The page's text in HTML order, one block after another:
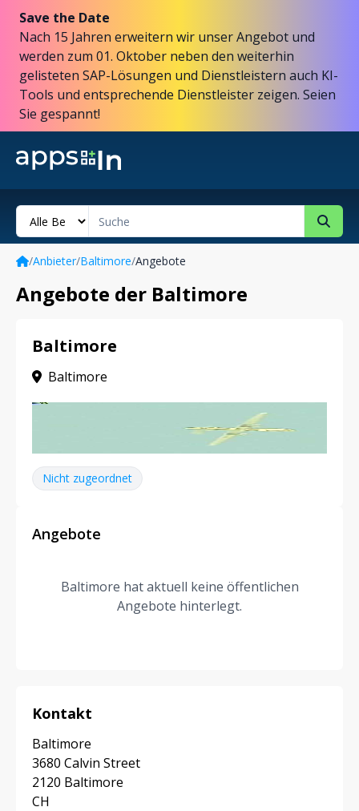
Save the Date
Nach 15 Jahren erweitern wir unser Angebot und
werden zum 01. Oktober neben den weiterhin
gelisteten SAP-Lösungen und Dienstleistern auch KI-
Tools und entsprechende Dienstleister zeigen. Seien
Sie gespannt!
/Anbieter/Baltimore/Angebote
Angebote der Baltimore
Baltimore
Baltimore
Nicht zugeordnet
Angebote
Baltimore hat aktuell keine öffentlichen
Angebote hinterlegt.
Kontakt
Baltimore
3680 Calvin Street
2120 Baltimore
CH